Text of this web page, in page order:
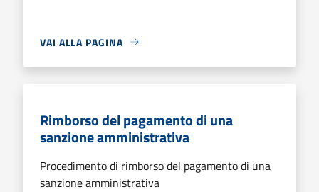
VAI ALLA PAGINA
Rimborso del pagamento di una
sanzione amministrativa
Procedimento di rimborso del pagamento di una
sanzione amministrativa